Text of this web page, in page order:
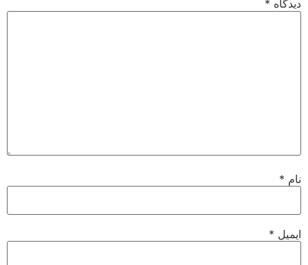
دیدگاه *
نام *
ایمیل *